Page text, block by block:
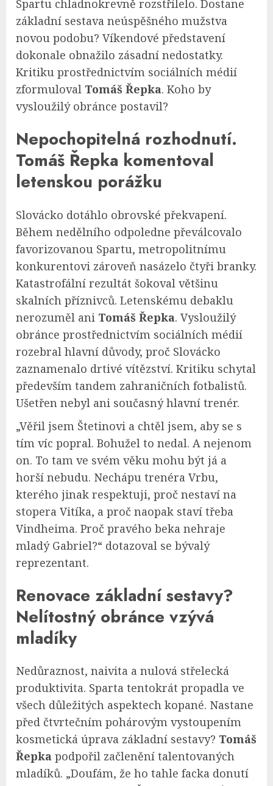
Spartu chladnokrevně rozstřílelo. Dostane
základní sestava neúspěšného mužstva
novou podobu? Víkendové představení
dokonale obnažilo zásadní nedostatky.
Kritiku prostřednictvím sociálních médií
zformuloval Tomáš Řepka. Koho by
vysloužilý obránce postavil?
Nepochopitelná rozhodnutí.
Tomáš Řepka komentoval
letenskou porážku
Slovácko dotáhlo obrovské překvapení.
Během nedělního odpoledne převálcovalo
favorizovanou Spartu, metropolitnímu
konkurentovi zároveň nasázelo čtyři branky.
Katastrofální rezultát šokoval většinu
skalních příznivců. Letenskému debaklu
nerozuměl ani Tomáš Řepka. Vysloužilý
obránce prostřednictvím sociálních médií
rozebral hlavní důvody, proč Slovácko
zaznamenalo drtivé vítězství. Kritiku schytal
především tandem zahraničních fotbalistů.
Ušetřen nebyl ani současný hlavní trenér.
„Věřil jsem Štetinovi a chtěl jsem, aby se s
tím víc popral. Bohužel to nedal. A nejenom
on. To tam ve svém věku mohu být já a
horší nebudu. Nechápu trenéra Vrbu,
kterého jinak respektuji, proč nestaví na
stopera Vitíka, a proč naopak staví třeba
Vindheima. Proč pravého beka nehraje
mladý Gabriel?“ dotazoval se bývalý
reprezentant.
Renovace základní sestavy?
Nelítostný obránce vzývá
mladíky
Nedůraznost, naivita a nulová střelecká
produktivita. Sparta tentokrát propadla ve
všech důležitých aspektech kopané. Nastane
před čtvrtečním pohárovým vystoupením
kosmetická úprava základní sestavy? Tomáš
Řepka podpořil začlenění talentovaných
mladíků. „Doufám, že ho tahle facka donutí